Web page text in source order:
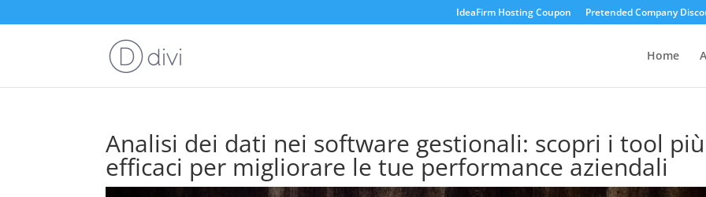
IdeaFirm Hosting Coupon Pretended Company
Home
Analisi dei dati nei software gestionali: scopri i tool più
efficaci per migliorare le tue performance aziendali